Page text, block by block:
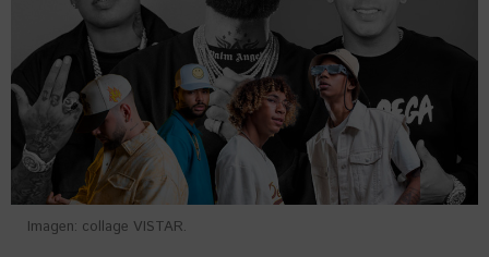
Imagen: collage VISTAR.